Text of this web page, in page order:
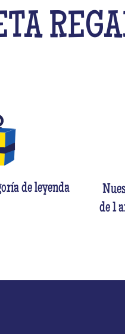
de leyenda
de 1